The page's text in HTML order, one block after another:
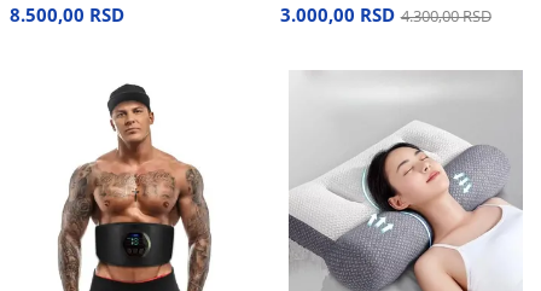
8.500,00 RSD 3.000,00 RSD 4.300,00 RSD